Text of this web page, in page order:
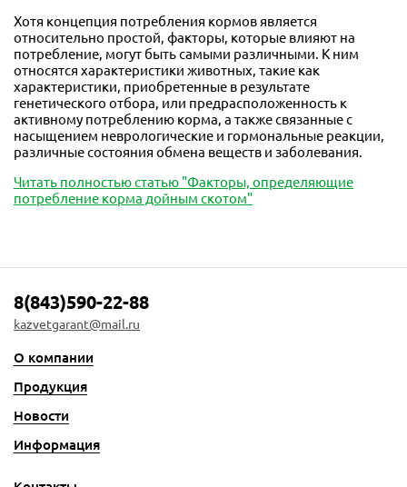
Хотя концепция потребления кормов является
относительно простой, факторы, которые влияют на
потребление, могут быть самыми различными. К ним
относятся характеристики животных, такие как
характеристики, приобретенные в результате
генетического отбора, или предрасположенность к
активному потреблению корма, а также связанные с
насыщением неврологические и гормональные реакции,
различные состояния обмена веществ и заболевания.
Читать полностью статью "Факторы, определяющие
потребление корма дойным скотом"
8(843)590-22-88
kazvetgarant@mail.ru
О компании
Продукция
Новости
Информация